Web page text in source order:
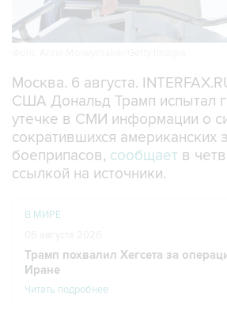
Москва. 6 августа.
США Дональд Трамп испытал
утечке в СМИ информации о
сократившихся американских
боеприпасов, сообщает в
ссылкой на источники.
В МИРЕ
Трамп похвалил Хегсета за
Иране
Читать подробнее